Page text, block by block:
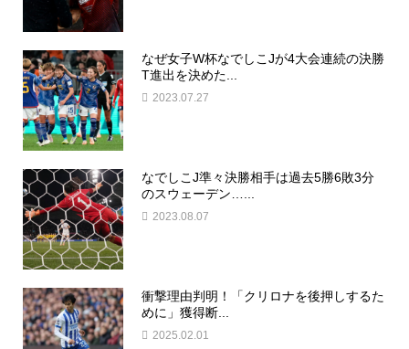
なぜ女子W杯なでしこJが4大会連続の決勝
T進出を決めた...
2023.07.27
なでしこJ準々決勝相手は過去5勝6敗3分
のスウェーデン…...
2023.08.07
衝撃理由判明！「クリロナを後押しするた
めに」獲得断...
2025.02.01